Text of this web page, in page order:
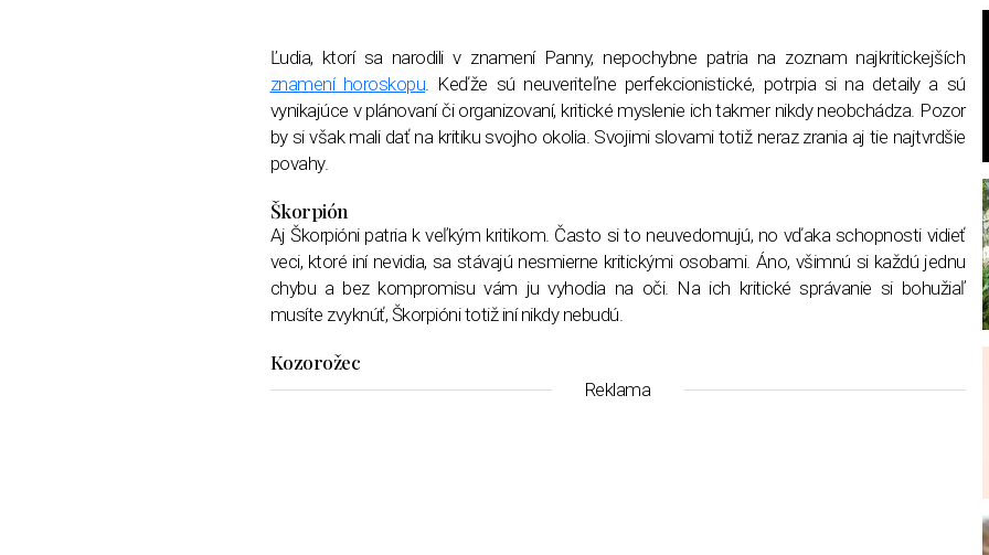
Ľudia, ktorí sa narodili v znamení Panny, nepochybne patria na zoznam najkritickejších
znamení horoskopu . Keďže sú neuveriteľne perfekcionistické, potrpia si na detaily a sú
vynikajúce v plánovaní či organizovaní, kritické myslenie ich takmer nikdy neobchádza. Pozor
by si však mali dať na kritiku svojho okolia. Svojimi slovami totiž neraz zrania aj tie najtvrdšie
povahy.
Škorpión
Aj Škorpióni patria k veľkým kritikom. Často si to neuvedomujú, no vďaka schopnosti vidieť
veci, ktoré iní nevidia, sa stávajú nesmierne kritickými osobami. Áno, všimnú si každú jednu
chybu a bez kompromisu vám ju vyhodia na oči. Na ich kritické správanie si bohužiaľ
musíte zvyknúť, Škorpióni totiž iní nikdy nebudú.
Kozorožec
Reklama